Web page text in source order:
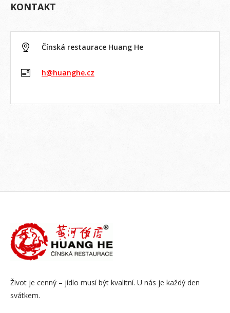
KONTAKT
Čínská restaurace Huang He
h@huanghe.cz
Život je cenný – jídlo musí být kvalitní. U nás je každý den
svátkem.